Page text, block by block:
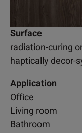
Surface
radiation-curing
haptically decor-
Application
Office
Living room
Bathroom